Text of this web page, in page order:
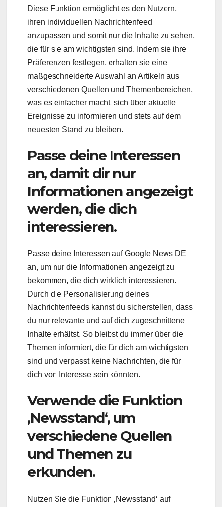
Diese Funktion ermöglicht es den Nutzern,
ihren individuellen Nachrichtenfeed
anzupassen und somit nur die Inhalte zu sehen,
die für sie am wichtigsten sind. Indem sie ihre
Präferenzen festlegen, erhalten sie eine
maßgeschneiderte Auswahl an Artikeln aus
verschiedenen Quellen und Themenbereichen,
was es einfacher macht, sich über aktuelle
Ereignisse zu informieren und stets auf dem
neuesten Stand zu bleiben.
Passe deine Interessen
an, damit dir nur
Informationen angezeigt
werden, die dich
interessieren.
Passe deine Interessen auf Google News DE
an, um nur die Informationen angezeigt zu
bekommen, die dich wirklich interessieren.
Durch die Personalisierung deines
Nachrichtenfeeds kannst du sicherstellen, dass
du nur relevante und auf dich zugeschnittene
Inhalte erhältst. So bleibst du immer über die
Themen informiert, die für dich am wichtigsten
sind und verpasst keine Nachrichten, die für
dich von Interesse sein könnten.
Verwende die Funktion
‚Newsstand‘, um
verschiedene Quellen
und Themen zu
erkunden.
Nutzen Sie die Funktion ‚Newsstand‘ auf